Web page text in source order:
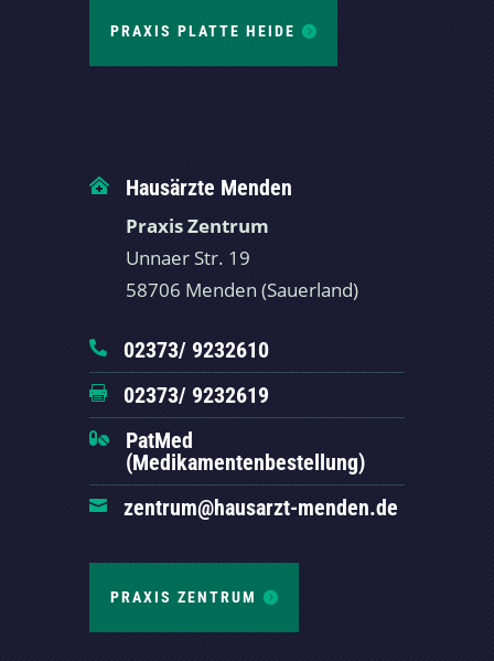
PRAXIS PLATTE HEIDE
 Hausärzte Menden
Praxis Zentrum
Unnaer Str. 19
58706 Menden (Sauerland)
 02373/ 9232610
 02373/ 9232619

PatMed
(Medikamentenbestellung)
 zentrum@hausarzt-menden.de
PRAXIS ZENTRUM